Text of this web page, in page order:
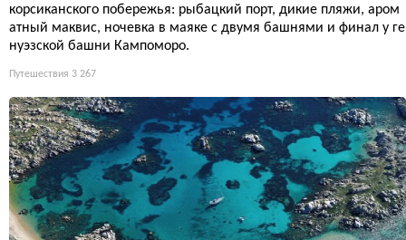
корсиканского побережья: рыбацкий порт, дикие пляжи, аром
атный маквис, ночевка в маяке с двумя башнями и финал у ге
нуэзской башни Кампоморо.
Путешествия 3 267